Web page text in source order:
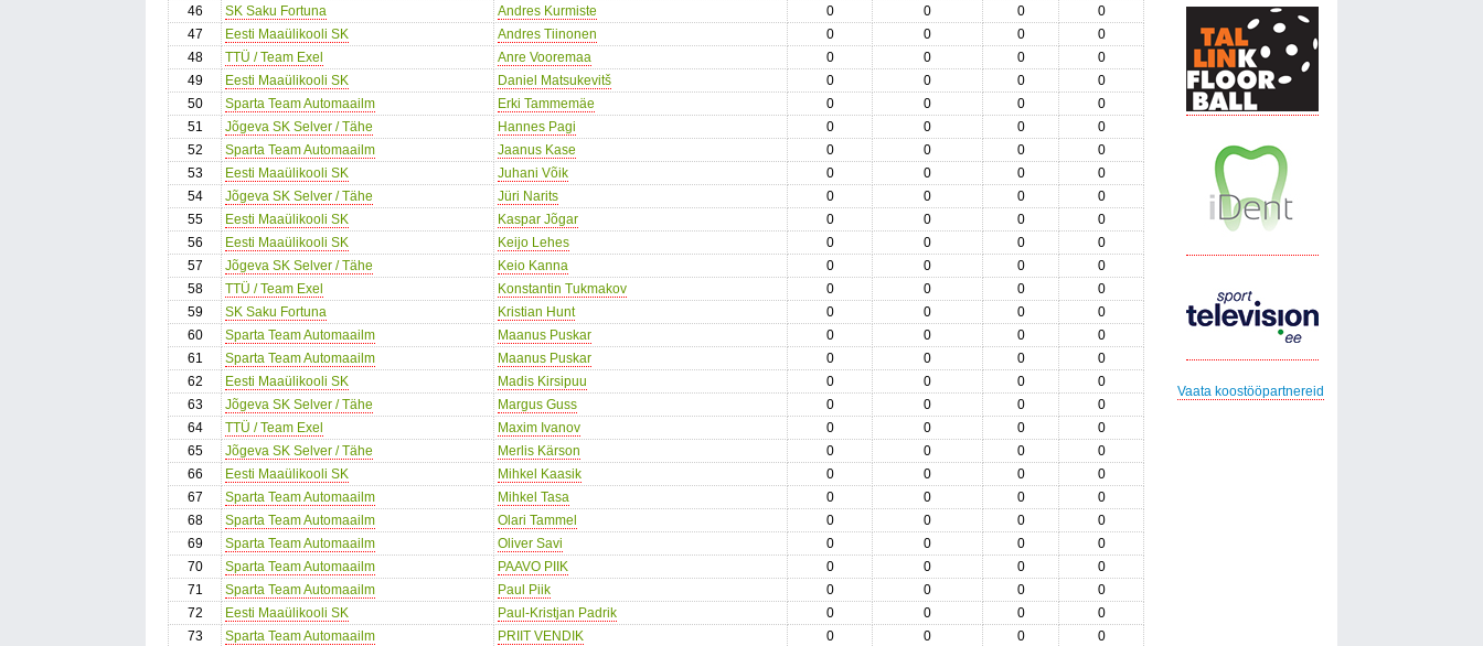
46
SK Saku Fortuna Andres Kurmiste 0 0 0
0
47
Eesti Maaülikooli SK Andres Tiinonen 0 0 0
0
48
TTÜ / Team Exel Anre Vooremaa 0 0 0
0
49
Eesti Maaülikooli SK Daniel Matsukevitš 0 0 0
0
50
Sparta Team Automaailm Erki Tammemäe 0 0 0
0
51
Jõgeva SK Selver / Tähe Hannes Pagi 0 0 0
0
52
Sparta Team Automaailm Jaanus Kase 0 0 0
0
53
Eesti Maaülikooli SK Juhani Võik 0 0 0
0
54
Jõgeva SK Selver / Tähe Jüri Narits 0 0 0
0
55
Eesti Maaülikooli SK Kaspar Jõgar 0 0 0
0
56
Eesti Maaülikooli SK Keijo Lehes 0 0 0
0
57
Jõgeva SK Selver / Tähe Keio Kanna 0 0 0
0
58
TTÜ / Team Exel Konstantin Tukmakov 0 0 0
0
59
SK Saku Fortuna Kristian Hunt 0 0 0
0
60
Sparta Team Automaailm Maanus Puskar 0 0 0
0
61
Sparta Team Automaailm Maanus Puskar 0 0 0
0
62
Eesti Maaülikooli SK Madis Kirsipuu 0 0 0
0
63
Jõgeva SK Selver / Tähe Margus Guss 0 0 0
0
64
TTÜ / Team Exel Maxim Ivanov 0 0 0
0
65
Jõgeva SK Selver / Tähe Merlis Kärson 0 0 0
0
66
Eesti Maaülikooli SK Mihkel Kaasik 0 0 0
0
67
Sparta Team Automaailm Mihkel Tasa 0 0 0
0
68
Sparta Team Automaailm Olari Tammel 0 0 0
0
69
Sparta Team Automaailm Oliver Savi 0 0 0
0
70
Sparta Team Automaailm PAAVO PIIK 0 0 0
0
71
Sparta Team Automaailm Paul Piik 0 0 0
0
72
Eesti Maaülikooli SK Paul-Kristjan Padrik 0 0 0
0
73
Sparta Team Automaailm PRIIT VENDIK 0 0 0
0
Vaata koostööpartnereid